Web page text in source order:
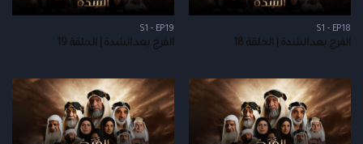
S1 - EP18
الفرج بعد الشدة | الحلقة 18
S1 - EP19
الفرج بعد الشدة | الحلقة 19